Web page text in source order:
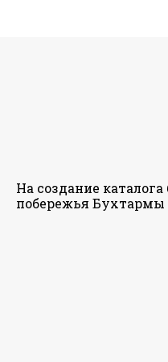
На создание
побережья Бухтармы